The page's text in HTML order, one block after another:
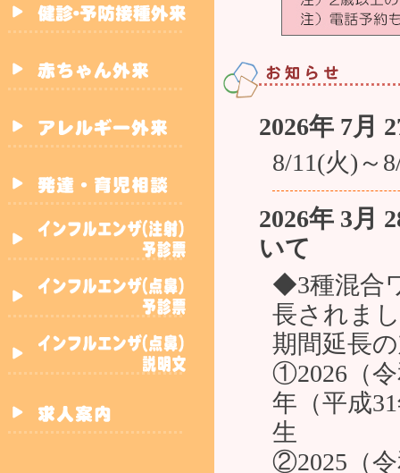
2026年 7月
8/11(火)～
2026年 3月
いて
◆3種混合
長されま
期間延長
①2026（令
年（平成
生
②2025（